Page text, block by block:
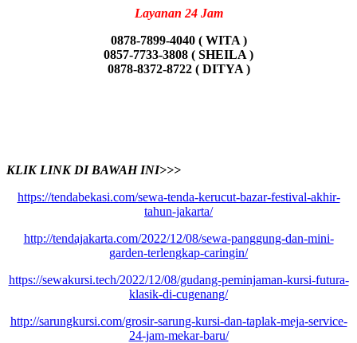
Layanan 24 Jam
0878-7899-4040 ( WITA )
0857-7733-3808 ( SHEILA )
0878-8372-8722 ( DITYA )
KLIK LINK DI BAWAH INI>>>
https://tendabekasi.com/sewa-tenda-kerucut-bazar-festival-akhir-
tahun-jakarta/
http://tendajakarta.com/2022/12/08/sewa-panggung-dan-mini-
garden-terlengkap-caringin/
https://sewakursi.tech/2022/12/08/gudang-peminjaman-kursi-futura-
klasik-di-cugenang/
http://sarungkursi.com/grosir-sarung-kursi-dan-taplak-meja-service-
24-jam-mekar-baru/